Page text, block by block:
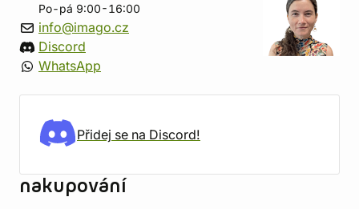
Po-pá 9:00-16:00
info@imago.cz
Discord
WhatsApp
Přidej se na Discord!
nakupování